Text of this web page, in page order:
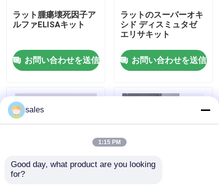
お問い合わせ
ニュース
事件
ラット腫瘍壊死因子ア
ルファELISAキット
お問い合わせを送信
ラットのスーパーオキ
シド ディスミュタゼ
エリサキット
お問い合わせを送信
sales
1:15 PM
Good day, what product are you looking
for?